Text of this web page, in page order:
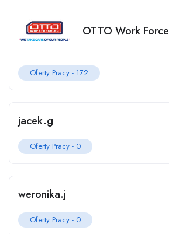
OTTO Work Force
Oferty Pracy - 172
jacek.g
Oferty Pracy - 0
weronika.j
Oferty Pracy - 0